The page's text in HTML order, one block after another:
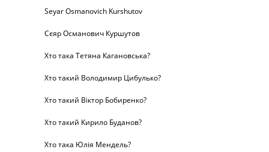
Seyar Osmanovich Kurshutov
Сєяр Османович Куршутов
Хто така Тетяна Кагановська?
Хто такий Володимир Цибулько?
Хто такий Віктор Бобиренко?
Хто такий Кирило Буданов?
Хто така Юлія Мендель?